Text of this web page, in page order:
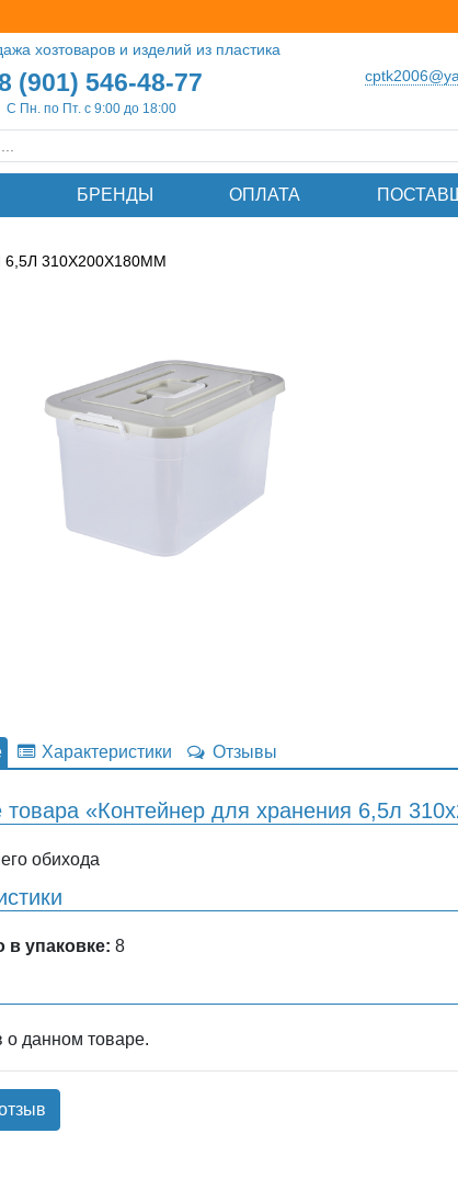
хозтоваров и изделий из пластика
(901) 546-48-77
С Пн. по Пт. с 9:00 до 18:00
БРЕНДЫ ОПЛАТА
310Х200Х180ММ
Характеристики Отзывы
товара «Контейнер для хранения 6,5л
обихода
в упаковке: 8
о данном товаре.